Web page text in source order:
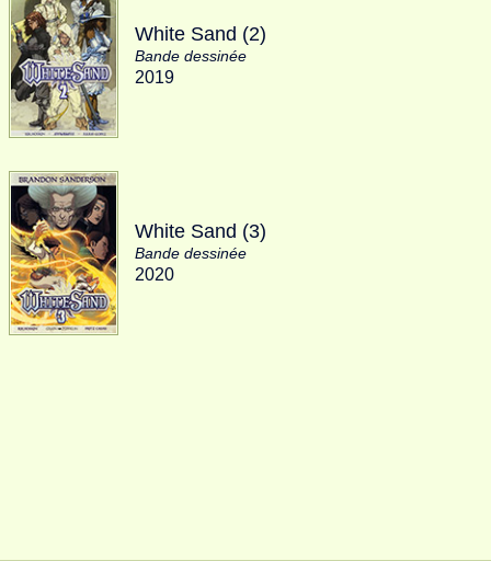
White Sand (2)
Bande dessinée
2019
White Sand (3)
Bande dessinée
2020